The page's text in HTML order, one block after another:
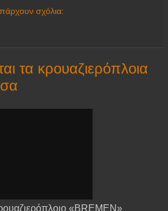
σχόλια:
τα κρουαζιερόπλοια
«BREMEN»